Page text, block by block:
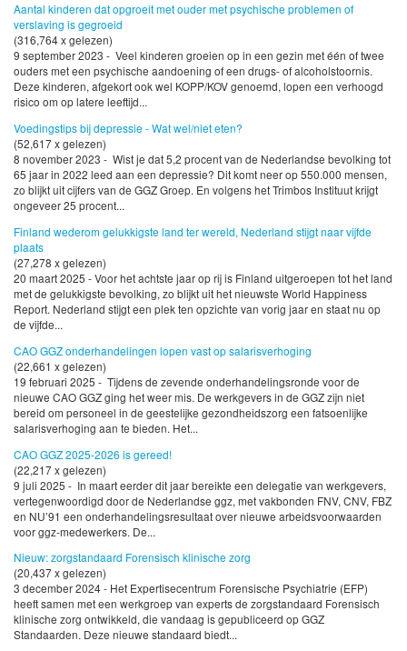
Aantal kinderen dat opgroeit met ouder met psychische problemen of
verslaving is gegroeid
(316,764 x gelezen)
9 september 2023 - Veel kinderen groeien op in een gezin met één of twee
ouders met een psychische aandoening of een drugs- of alcoholstoornis.
Deze kinderen, afgekort ook wel KOPP/KOV genoemd, lopen een verhoogd
risico om op latere leeftijd...
Voedingstips bij depressie - Wat wel/niet eten?
(52,617 x gelezen)
8 november 2023 - Wist je dat 5,2 procent van de Nederlandse bevolking tot
65 jaar in 2022 leed aan een depressie? Dit komt neer op 550.000 mensen,
zo blijkt uit cijfers van de GGZ Groep. En volgens het Trimbos Instituut krijgt
ongeveer 25 procent...
Finland wederom gelukkigste land ter wereld, Nederland stijgt naar vijfde
plaats
(27,278 x gelezen)
20 maart 2025 - Voor het achtste jaar op rij is Finland uitgeroepen tot het land
met de gelukkigste bevolking, zo blijkt uit het nieuwste World Happiness
Report. Nederland stijgt een plek ten opzichte van vorig jaar en staat nu op
de vijfde...
CAO GGZ onderhandelingen lopen vast op salarisverhoging
(22,661 x gelezen)
19 februari 2025 - Tijdens de zevende onderhandelingsronde voor de
nieuwe CAO GGZ ging het weer mis. De werkgevers in de GGZ zijn niet
bereid om personeel in de geestelijke gezondheidszorg een fatsoenlijke
salarisverhoging aan te bieden. Het...
CAO GGZ 2025-2026 is gereed!
(22,217 x gelezen)
9 juli 2025 - In maart eerder dit jaar bereikte een delegatie van werkgevers,
vertegenwoordigd door de Nederlandse ggz, met vakbonden FNV, CNV, FBZ
en NU’91 een onderhandelingsresultaat over nieuwe arbeidsvoorwaarden
voor ggz-medewerkers. De...
Nieuw: zorgstandaard Forensisch klinische zorg
(20,437 x gelezen)
3 december 2024 - Het Expertisecentrum Forensische Psychiatrie (EFP)
heeft samen met een werkgroep van experts de zorgstandaard Forensisch
klinische zorg ontwikkeld, die vandaag is gepubliceerd op GGZ
Standaarden. Deze nieuwe standaard biedt...